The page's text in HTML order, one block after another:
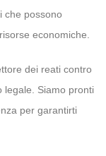
che possono
economiche.
dei reati contro
legale. Siamo pronti
per garantirti